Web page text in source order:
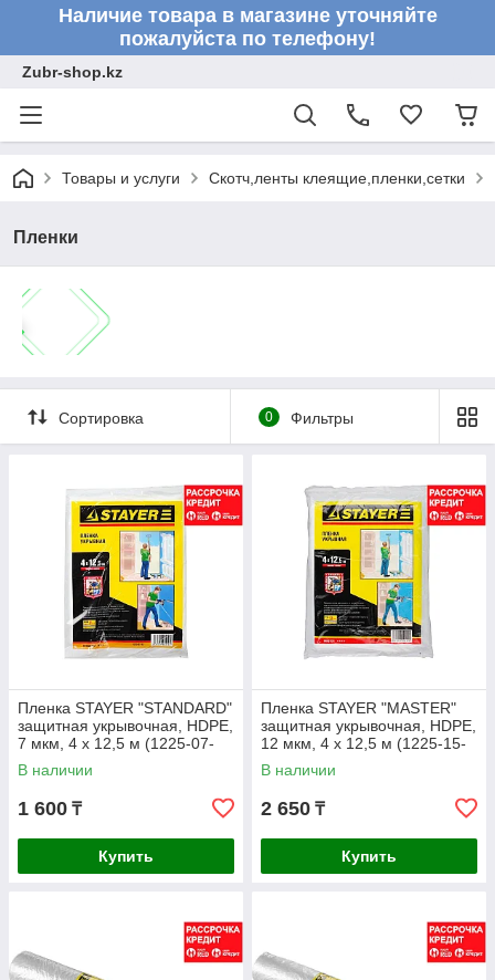
Наличие товара в магазине уточняйте
пожалуйста по телефону!
Zubr-shop.kz
Товары и услуги Скотч,ленты клеящие,пленки,сетки
Пленки
Сортировка 0 Фильтры
Пленка STAYER "STANDARD"
защитная укрывочная, HDPE,
7 мкм, 4 х 12,5 м (1225-07-
12)
В наличии
1 600 ₸
Купить
Пленка STAYER "MASTER"
защитная укрывочная, HDPE,
12 мкм, 4 х 12,5 м (1225-15-
12)
В наличии
2 650 ₸
Купить